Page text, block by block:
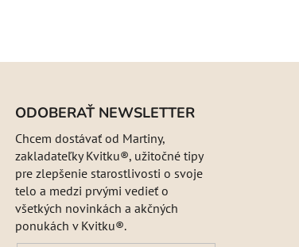
ODOBERAŤ NEWSLETTER
Chcem dostávať od Martiny,
zakladateľky Kvitku®, užitočné tipy
pre zlepšenie starostlivosti o svoje
telo a medzi prvými vedieť o
všetkých novinkách a akčných
ponukách v Kvitku®.